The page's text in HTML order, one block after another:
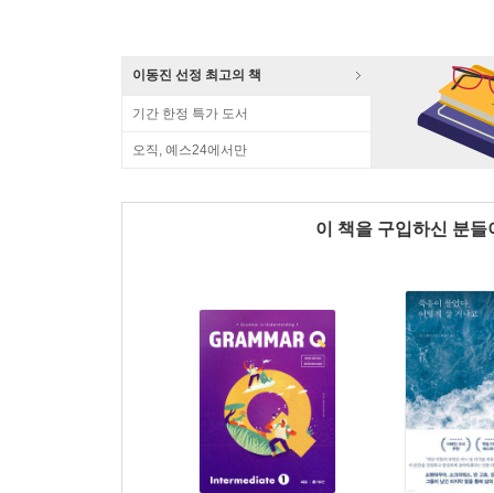
이동진 선정 최고의 책
기간 한정 특가 도서
오직, 예스24에서만
이 책을 구입하신 분